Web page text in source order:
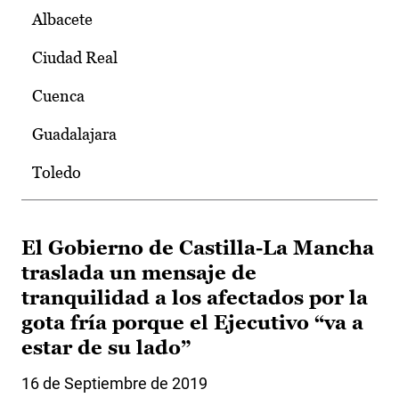
Albacete
Ciudad Real
Cuenca
Guadalajara
Toledo
El Gobierno de Castilla-La Mancha
traslada un mensaje de
tranquilidad a los afectados por la
gota fría porque el Ejecutivo “va a
estar de su lado”
16 de Septiembre de 2019